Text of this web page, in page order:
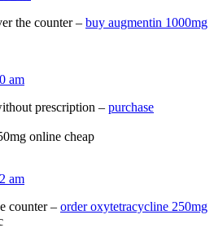
the counter – buy augmentin 1000mg
am
prescription – purchase
online cheap
am
counter – order oxytetracycline 250mg